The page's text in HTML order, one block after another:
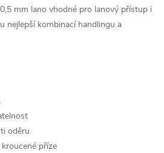
mm lano vhodné pro lanový přístup i
nejlepší kombinací handlingu a
oděru
příze